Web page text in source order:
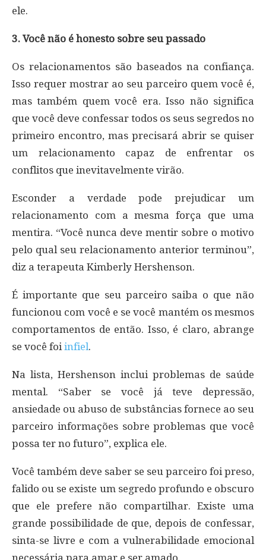
ele.
3. Você não é honesto sobre seu passado
Os relacionamentos são baseados na confiança.
Isso requer mostrar ao seu parceiro quem você é,
mas também quem você era. Isso não significa
que você deve confessar todos os seus segredos no
primeiro encontro, mas precisará abrir se quiser
um relacionamento capaz de enfrentar os
conflitos que inevitavelmente virão.
Esconder a verdade pode prejudicar um
relacionamento com a mesma força que uma
mentira. “Você nunca deve mentir sobre o motivo
pelo qual seu relacionamento anterior terminou”,
diz a terapeuta Kimberly Hershenson.
É importante que seu parceiro saiba o que não
funcionou com você e se você mantém os mesmos
comportamentos de então. Isso, é claro, abrange
se você foi infiel.
Na lista, Hershenson inclui problemas de saúde
mental. “Saber se você já teve depressão,
ansiedade ou abuso de substâncias fornece ao seu
parceiro informações sobre problemas que você
possa ter no futuro”, explica ele.
Você também deve saber se seu parceiro foi preso,
falido ou se existe um segredo profundo e obscuro
que ele prefere não compartilhar. Existe uma
grande possibilidade de que, depois de confessar,
sinta-se livre e com a vulnerabilidade emocional
necessária para amar e ser amado.